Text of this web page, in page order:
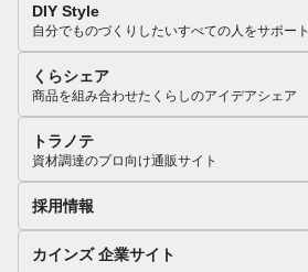
DIY Style
自分でものづくりしたいすべての人をサポート
くらシェア
商品を組み合わせたくらしのアイデアシェア
トラノテ
資材調達のプロ向け通販サイト
採用情報
カインズ 企業サイト